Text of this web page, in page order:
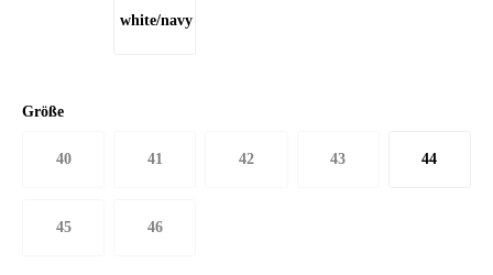
Größe
40 41 42 43 44
45 46